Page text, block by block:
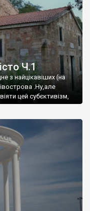
Ч.1
з найцікавіших (на
.Ну,але
цей субєктивізм,